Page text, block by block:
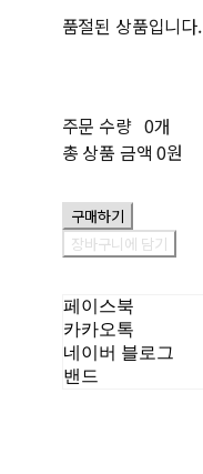
품절된 상품입니다.
주문 수량 0개
총 상품 금액 0원
구매하기
장바구니에 담기
페이스북
카카오톡
네이버 블로그
밴드